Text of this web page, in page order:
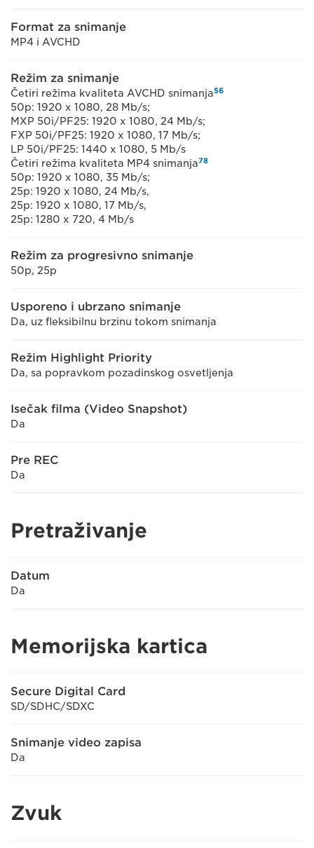
Format za snimanje
MP4 i AVCHD
Režim za snimanje
Četiri režima kvaliteta AVCHD snimanja56
50p: 1920 x 1080, 28 Mb/s;
MXP 50i/PF25: 1920 x 1080, 24 Mb/s;
FXP 50i/PF25: 1920 x 1080, 17 Mb/s;
LP 50i/PF25: 1440 x 1080, 5 Mb/s
Četiri režima kvaliteta MP4 snimanja78
50p: 1920 x 1080, 35 Mb/s;
25p: 1920 x 1080, 24 Mb/s,
25p: 1920 x 1080, 17 Mb/s,
25p: 1280 x 720, 4 Mb/s
Režim za progresivno snimanje
50p, 25p
Usporeno i ubrzano snimanje
Da, uz fleksibilnu brzinu tokom snimanja
Režim Highlight Priority
Da, sa popravkom pozadinskog osvetljenja
Isečak filma (Video Snapshot)
Da
Pre REC
Da
Pretraživanje
Datum
Da
Memorijska kartica
Secure Digital Card
SD/SDHC/SDXC
Snimanje video zapisa
Da
Zvuk